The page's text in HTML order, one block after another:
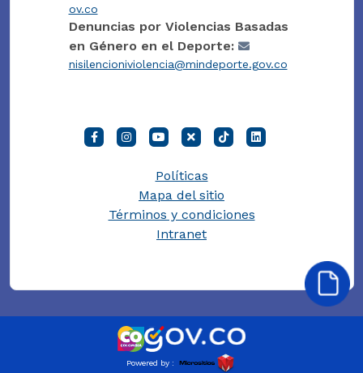
ov.co
Denuncias por Violencias Basadas
en Género en el Deporte:
nisilencioniviolencia@mindeporte.gov.co
Políticas
Mapa del sitio
Términos y condiciones
Intranet
Powered by :